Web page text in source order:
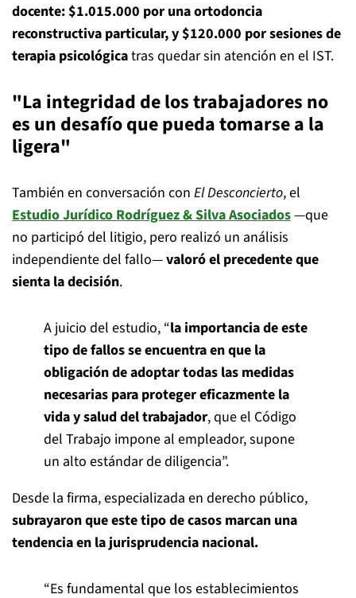
docente: $1.015.000 por una ortodoncia
reconstructiva particular, y $120.000 por sesiones de
terapia psicológicatras quedar sin atención en el IST.
"La integridad de los trabajadores no
es un desafío que pueda tomarse a la
ligera"
También en conversación con El Desconcierto, el
Estudio Jurídico Rodríguez & Silva Asociados—que
no participó del litigio, pero realizó un análisis
independiente del fallo—valoró el precedente que
sienta la decisión.
A juicio del estudio, “la importancia de este
tipo de fallos se encuentra en que la
obligación de adoptar todas las medidas
necesarias para proteger eficazmente la
vida y salud del trabajador, que el Código
del Trabajo impone al empleador, supone
un alto estándar de diligencia”.
Desde la firma, especializada en derecho público,
subrayaron que este tipo de casos marcan una
tendencia en la jurisprudencia nacional.
“Es fundamental que los establecimientos